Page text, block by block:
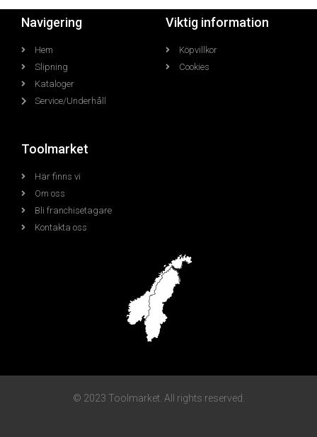
Navigering
Hem
Slipning
Kataloger
Service/Underhåll
Viktig information
Köpvillkor
Cookies
Toolmarket
Här finns vi
Om oss
Bli franchisetagare
Kontakta oss
© 2023 Toolmarket. All rights reserved.